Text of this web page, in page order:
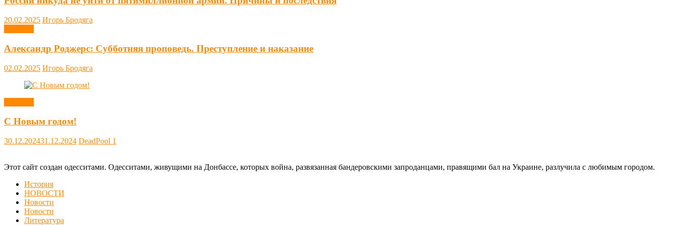
20.02.2025 Игорь Бродяга
Александр Роджерс: Субботняя проповедь. Преступление и наказание
02.02.2025 Игорь Бродяга
С Новым годом!
30.12.202431.12.2024 DeadPool 1
Этот сайт создан одесситами. Одесситами, живущими на Донбассе, которых война, развязанная бандеровскими запроданцами, правящими бал на Украине, разлучила с любимым городом.
История
НОВОСТИ
Новости
Новости
Литература